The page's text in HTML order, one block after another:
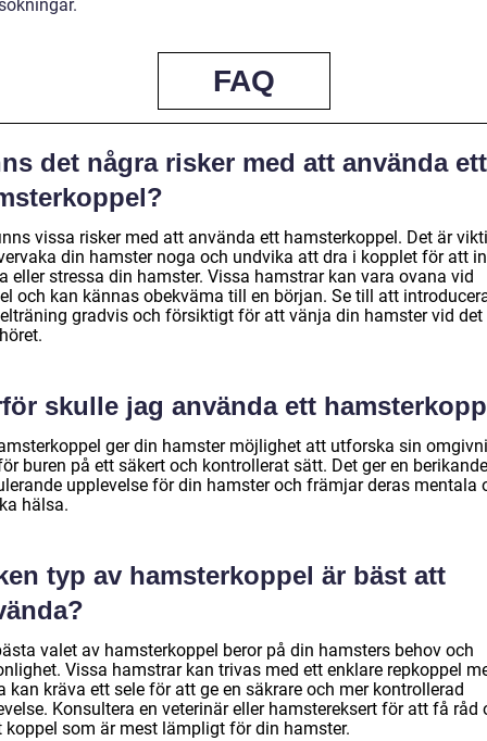
FAQ
det några risker med att använda ett
vissa risker med att använda ett hamsterkoppel. Det är
din hamster noga och undvika att dra i kopplet för att
eller stressa din hamster. Vissa hamstrar kan vara ovana vid
och kan kännas obekväma till en början. Se till att
gradvis och försiktigt för att vänja din hamster vid det
skulle jag använda ett
ger din hamster möjlighet att utforska sin
buren på ett säkert och kontrollerat sätt. Det ger en
upplevelse för din hamster och främjar deras mentala
hälsa.
typ av hamsterkoppel är bäst att
valet av hamsterkoppel beror på din hamsters behov och
Vissa hamstrar kan trivas med ett enklare repkoppel
kan kräva ett sele för att ge en säkrare och mer kontrollerad
Konsultera en veterinär eller hamstereksert för att få råd
koppel som är mest lämpligt för din hamster.